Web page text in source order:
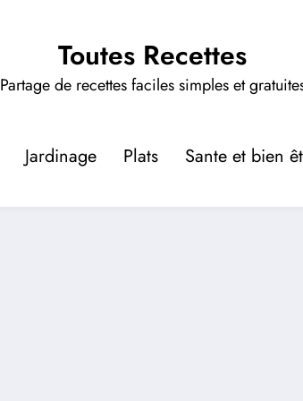
Toutes Recettes
Partage de recettes faciles simples et
Jardinage Plats Sante et bien